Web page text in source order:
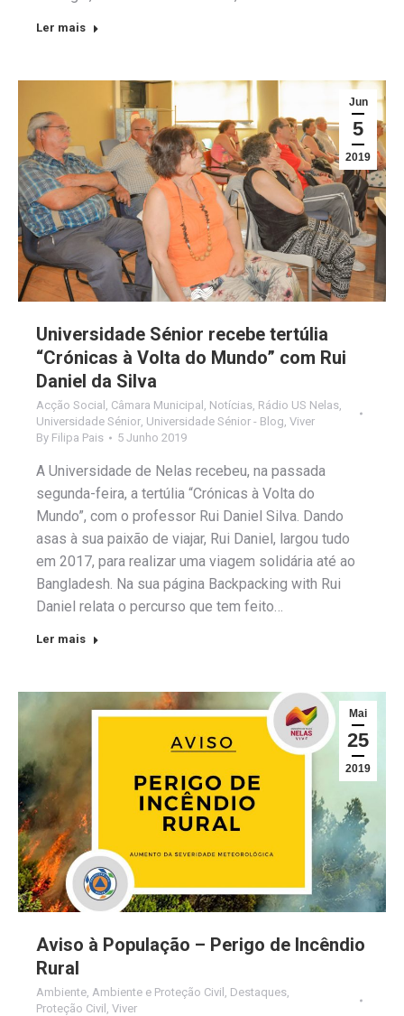
Ler mais
Jun
5
2019
Universidade Sénior recebe tertúlia
“Crónicas à Volta do Mundo” com Rui
Daniel da Silva
Acção Social Câmara Municipal Notícias Rádio US Nelas
Universidade Sénior Universidade Sénior - Blog Viver
By Filipa Pais 5 Junho 2019
A Universidade de Nelas recebeu, na passada
segunda-feira, a tertúlia “Crónicas à Volta do
Mundo”, com o professor Rui Daniel Silva. Dando
asas à sua paixão de viajar, Rui Daniel, largou tudo
em 2017, para realizar uma viagem solidária até ao
Bangladesh. Na sua página Backpacking with Rui
Daniel relata o percurso que tem feito…
Ler mais
Mai
25
2019
Aviso à População – Perigo de Incêndio
Rural
Ambiente Ambiente e Proteção Civil Destaques
Proteção Civil
Viver